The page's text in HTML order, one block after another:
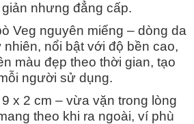
nhưng đẳng cấp.
Veg nguyên miếng – dòng da
nổi bật với độ bền cao,
màu đẹp theo thời gian, tạo
người sử dụng.
x 2 cm – vừa vặn trong lòng
theo khi ra ngoài, ví phù